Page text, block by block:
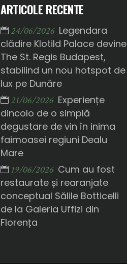
ARTICOLE RECENTE
24/06/2026 Legendara
clădire Klotild Palace devine
The St. Regis Budapest,
stabilind un nou hotspot de
lux pe Dunăre
21/06/2026 Experiențe
dincolo de o simplă
degustare de vin în inima
faimoasei regiuni Dealu
Mare
19/06/2026 Cum au fost
restaurate și rearanjate
conceptual Sălile Botticelli
de la Galeria Uffizi din
Florența